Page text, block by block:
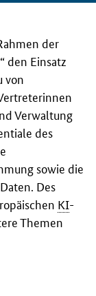
der
den Einsatz
von
Verwaltung
des
sowie die
Des
KI-
Themen